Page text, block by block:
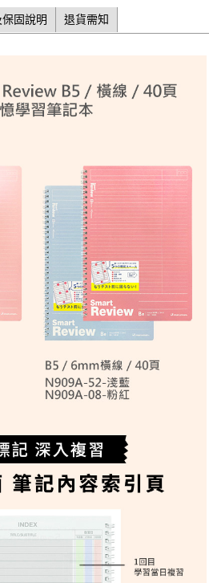
固說明 退貨需知